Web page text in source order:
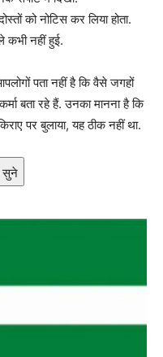
को नोटिस कर लिया होता.
कभी नहीं हुई.
पता नहीं है कि वैसे जगहों
बता रहे हैं. उनका मानना है कि
पर बुलाया, यह ठीक नहीं था.
सुने